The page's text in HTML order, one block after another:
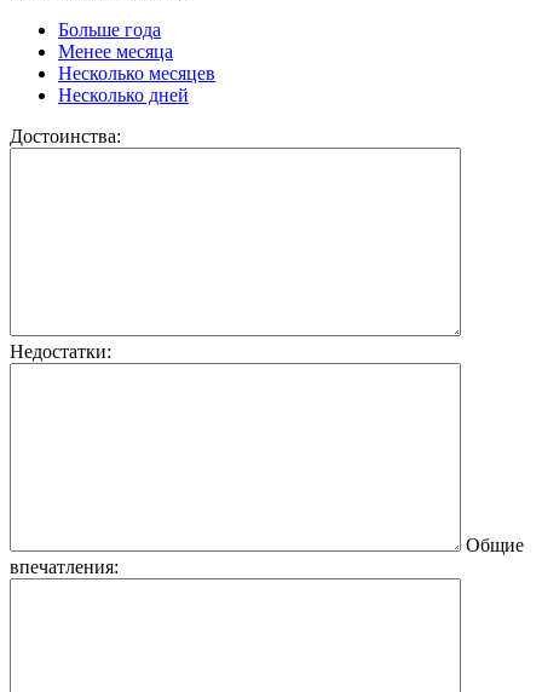
Больше года
Менее месяца
Несколько месяцев
Несколько дней
Достоинства:
Недостатки:
Общие
впечатления: